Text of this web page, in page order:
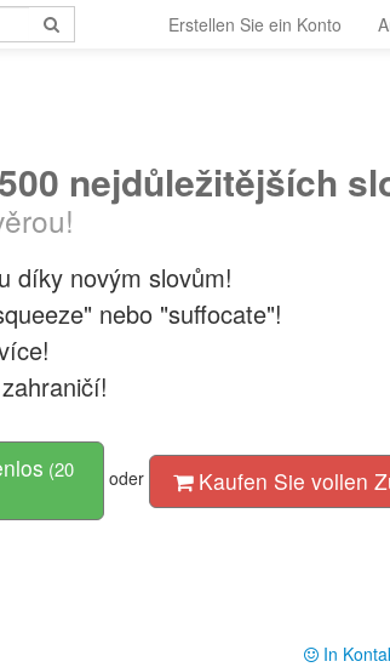
Erstellen Sie ein Konto
nejdůležitějších
díky novým slovům!
nebo "suffocate"!
(20
oder Kaufen Sie vollen
In